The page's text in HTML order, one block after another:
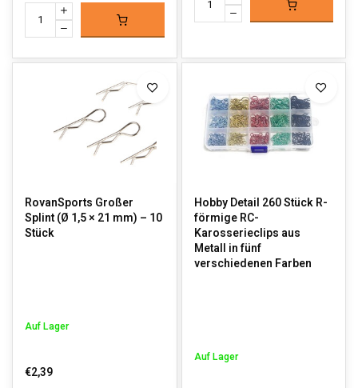
RovanSports Großer
Splint (Ø 1,5 × 21 mm) – 10
Stück
Auf Lager
€2,39
Hobby Detail 260 Stück R-
förmige RC-
Karosserieclips aus
Metall in fünf
verschiedenen Farben
Auf Lager